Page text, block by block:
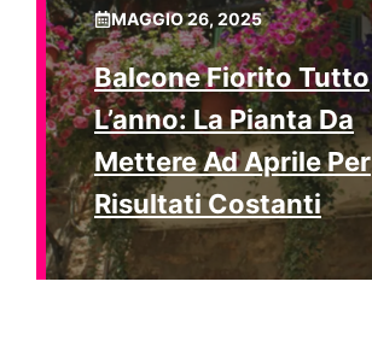
MAGGIO 26, 2025
Balcone Fiorito Tutto
L’anno: La Pianta Da
Mettere Ad Aprile Per
Risultati Costanti